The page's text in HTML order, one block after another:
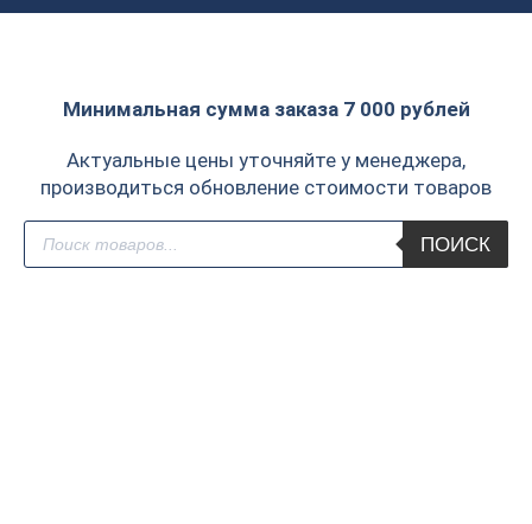
Минимальная сумма заказа 7 000 рублей
Актуальные цены уточняйте у менеджера,
производиться обновление стоимости товаров
Поиск
товаров
ПОИСК